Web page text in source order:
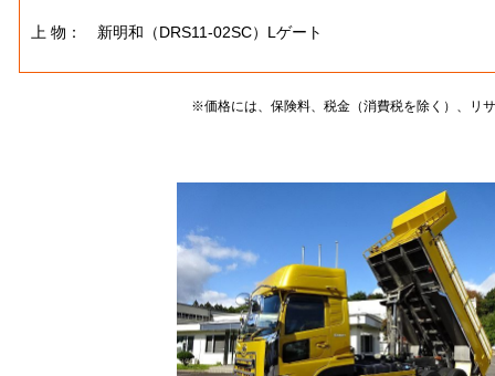
上 物： 新明和（DRS11-02SC）Lゲート
※価格には、保険料、税金（消費税を除く）、リ